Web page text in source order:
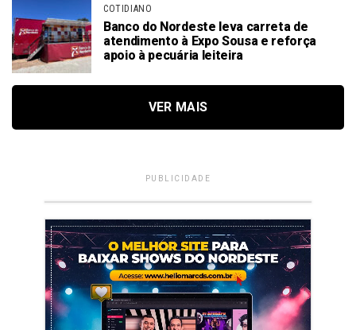
COTIDIANO
Banco do Nordeste leva carreta de
atendimento à Expo Sousa e reforça
apoio à pecuária leiteira
VER MAIS
PUBLICIDADE